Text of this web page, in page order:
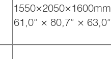
1550×2050×1600mm
61,0” × 80,7” × 63,0”